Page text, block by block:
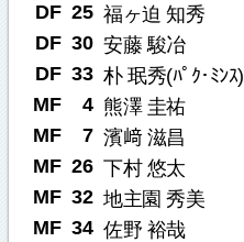
DF 25 福ヶ迫 知秀
DF 30 安藤 駿冶
DF 33 朴 珉秀(ﾊﾟｸ･ﾐﾝｽ)
MF
4 熊澤 圭祐
MF
7 濱﨑 滋昌
MF 26 下村 悠太
MF 32 地主園 秀美
MF 34 佐野 裕哉